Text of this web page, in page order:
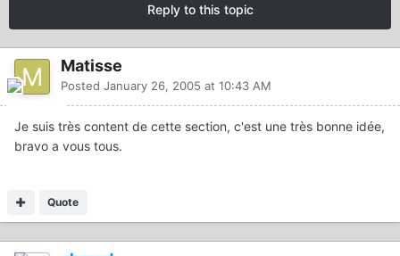
Reply to this topic
Matisse
Posted January 26, 2005 at 10:43 AM
Je suis très content de cette section, c'est une très bonne idée,
bravo a vous tous.
Quote